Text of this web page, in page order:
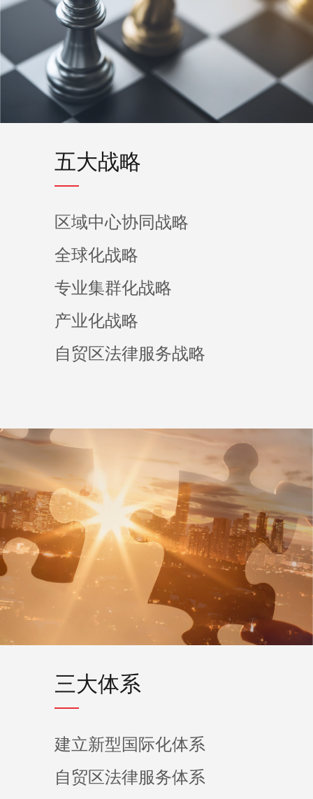
五大战略
区域中心协同战略
全球化战略
专业集群化战略
产业化战略
自贸区法律服务战略
三大体系
建立新型国际化体系
自贸区法律服务体系